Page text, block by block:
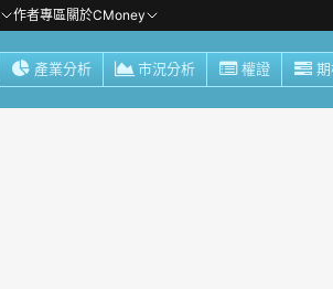
作者專區關於CMoney
產業分析 市況分析 權證